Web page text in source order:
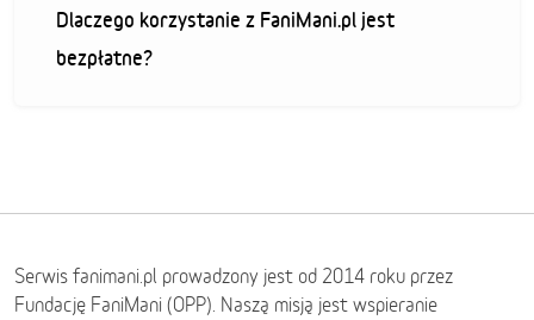
Dlaczego korzystanie z FaniMani.pl jest
bezpłatne?
Serwis fanimani.pl prowadzony jest od 2014 roku przez
Fundację FaniMani (OPP). Naszą misją jest wspieranie